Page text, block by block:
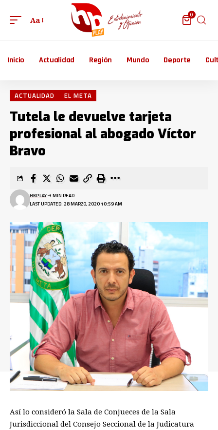
Aa
0
Inicio Actualidad Región Mundo Deporte
ACTUALIDAD EL META
Tutela le devuelve tarjeta
profesional al abogado Víctor
Bravo
LAST UPDATED: 28 MARZO, 2020 10:59 AM
HBPLAY 3 MIN READ
Así lo consideró la Sala de Conjueces de la Sala
Jurisdiccional del Consejo Seccional de la Judicatura